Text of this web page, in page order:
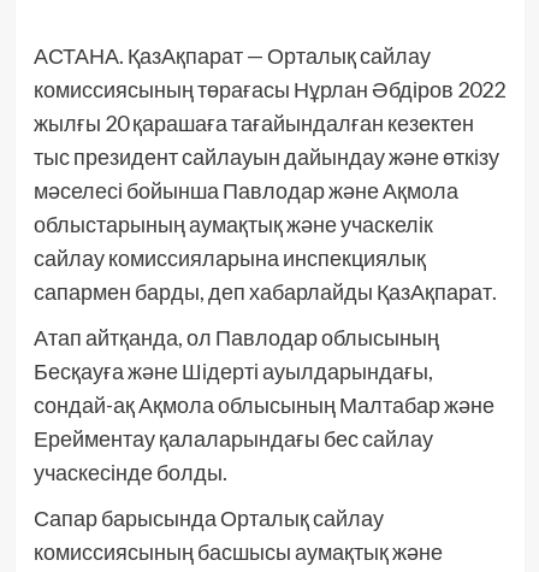
АСТАНА. ҚазАқпарат — Орталық сайлау
комиссиясының төрағасы Нұрлан Әбдіров 2022
жылғы 20 қарашаға тағайындалған кезектен
тыс президент сайлауын дайындау және өткізу
мәселесі бойынша Павлодар және Ақмола
облыстарының аумақтық және учаскелік
сайлау комиссияларына инспекциялық
сапармен барды, деп хабарлайды ҚазАқпарат.
Атап айтқанда, ол Павлодар облысының
Бесқауға және Шідерті ауылдарындағы,
сондай-ақ Ақмола облысының Малтабар және
Ерейментау қалаларындағы бес сайлау
учаскесінде болды.
Сапар барысында Орталық сайлау
комиссиясының басшысы аумақтық және